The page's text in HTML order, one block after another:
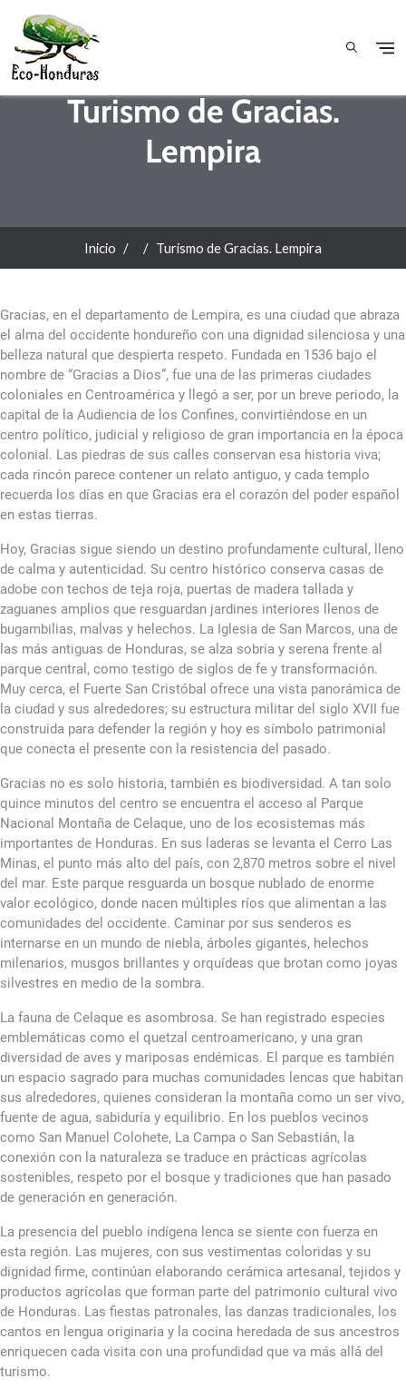
Turismo de Gracias.
Lempira
Inicio Turismo de Gracias. Lempira
Gracias, en el departamento de Lempira, es una ciudad que abraza
el alma del occidente hondureño con una dignidad silenciosa y una
belleza natural que despierta respeto. Fundada en 1536 bajo el
nombre de “Gracias a Dios”, fue una de las primeras ciudades
coloniales en Centroamérica y llegó a ser, por un breve periodo, la
capital de la Audiencia de los Confines, convirtiéndose en un
centro político, judicial y religioso de gran importancia en la época
colonial. Las piedras de sus calles conservan esa historia viva;
cada rincón parece contener un relato antiguo, y cada templo
recuerda los días en que Gracias era el corazón del poder español
en estas tierras.
Hoy, Gracias sigue siendo un destino profundamente cultural, lleno
de calma y autenticidad. Su centro histórico conserva casas de
adobe con techos de teja roja, puertas de madera tallada y
zaguanes amplios que resguardan jardines interiores llenos de
bugambilias, malvas y helechos. La Iglesia de San Marcos, una de
las más antiguas de Honduras, se alza sobria y serena frente al
parque central, como testigo de siglos de fe y transformación.
Muy cerca, el Fuerte San Cristóbal ofrece una vista panorámica de
la ciudad y sus alrededores; su estructura militar del siglo XVII fue
construida para defender la región y hoy es símbolo patrimonial
que conecta el presente con la resistencia del pasado.
Gracias no es solo historia, también es biodiversidad. A tan solo
quince minutos del centro se encuentra el acceso al Parque
Nacional Montaña de Celaque, uno de los ecosistemas más
importantes de Honduras. En sus laderas se levanta el Cerro Las
Minas, el punto más alto del país, con 2,870 metros sobre el nivel
del mar. Este parque resguarda un bosque nublado de enorme
valor ecológico, donde nacen múltiples ríos que alimentan a las
comunidades del occidente. Caminar por sus senderos es
internarse en un mundo de niebla, árboles gigantes, helechos
milenarios, musgos brillantes y orquídeas que brotan como joyas
silvestres en medio de la sombra.
La fauna de Celaque es asombrosa. Se han registrado especies
emblemáticas como el quetzal centroamericano, y una gran
diversidad de aves y mariposas endémicas. El parque es también
un espacio sagrado para muchas comunidades lencas que habitan
sus alrededores, quienes consideran la montaña como un ser vivo,
fuente de agua, sabiduría y equilibrio. En los pueblos vecinos
como San Manuel Colohete, La Campa o San Sebastián, la
conexión con la naturaleza se traduce en prácticas agrícolas
sostenibles, respeto por el bosque y tradiciones que han pasado
de generación en generación.
La presencia del pueblo indígena lenca se siente con fuerza en
esta región. Las mujeres, con sus vestimentas coloridas y su
dignidad firme, continúan elaborando cerámica artesanal, tejidos y
productos agrícolas que forman parte del patrimonio cultural vivo
de Honduras. Las fiestas patronales, las danzas tradicionales, los
cantos en lengua originaria y la cocina heredada de sus ancestros
enriquecen cada visita con una profundidad que va más allá del
turismo.